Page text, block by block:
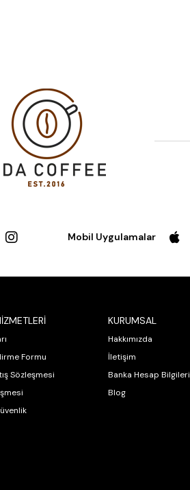
Mobil Uygulamalar
Formu
Sözleşmesi
KURUMSAL
Hakkımızda
İletişim
Banka Hesap Bilgileri
Blog